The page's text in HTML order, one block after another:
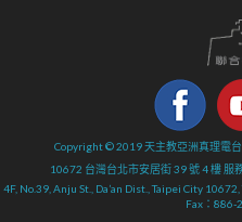
Copyright © 2019 天主教亞洲真理電
10672 台灣台北市安居街 39 號 4 樓 服
4F, No.39, Anju St., Da’an Dist., Taipei City
Fax：886-